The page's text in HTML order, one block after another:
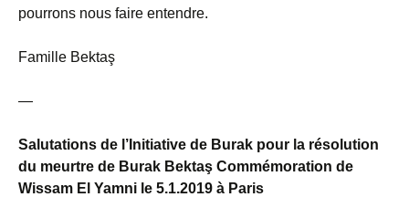
pourrons nous faire entendre.
Famille Bektaş
—
Salutations de l’Initiative de Burak pour la résolution
du meurtre de Burak Bektaş Commémoration de
Wissam El Yamni le 5.1.2019 à Paris